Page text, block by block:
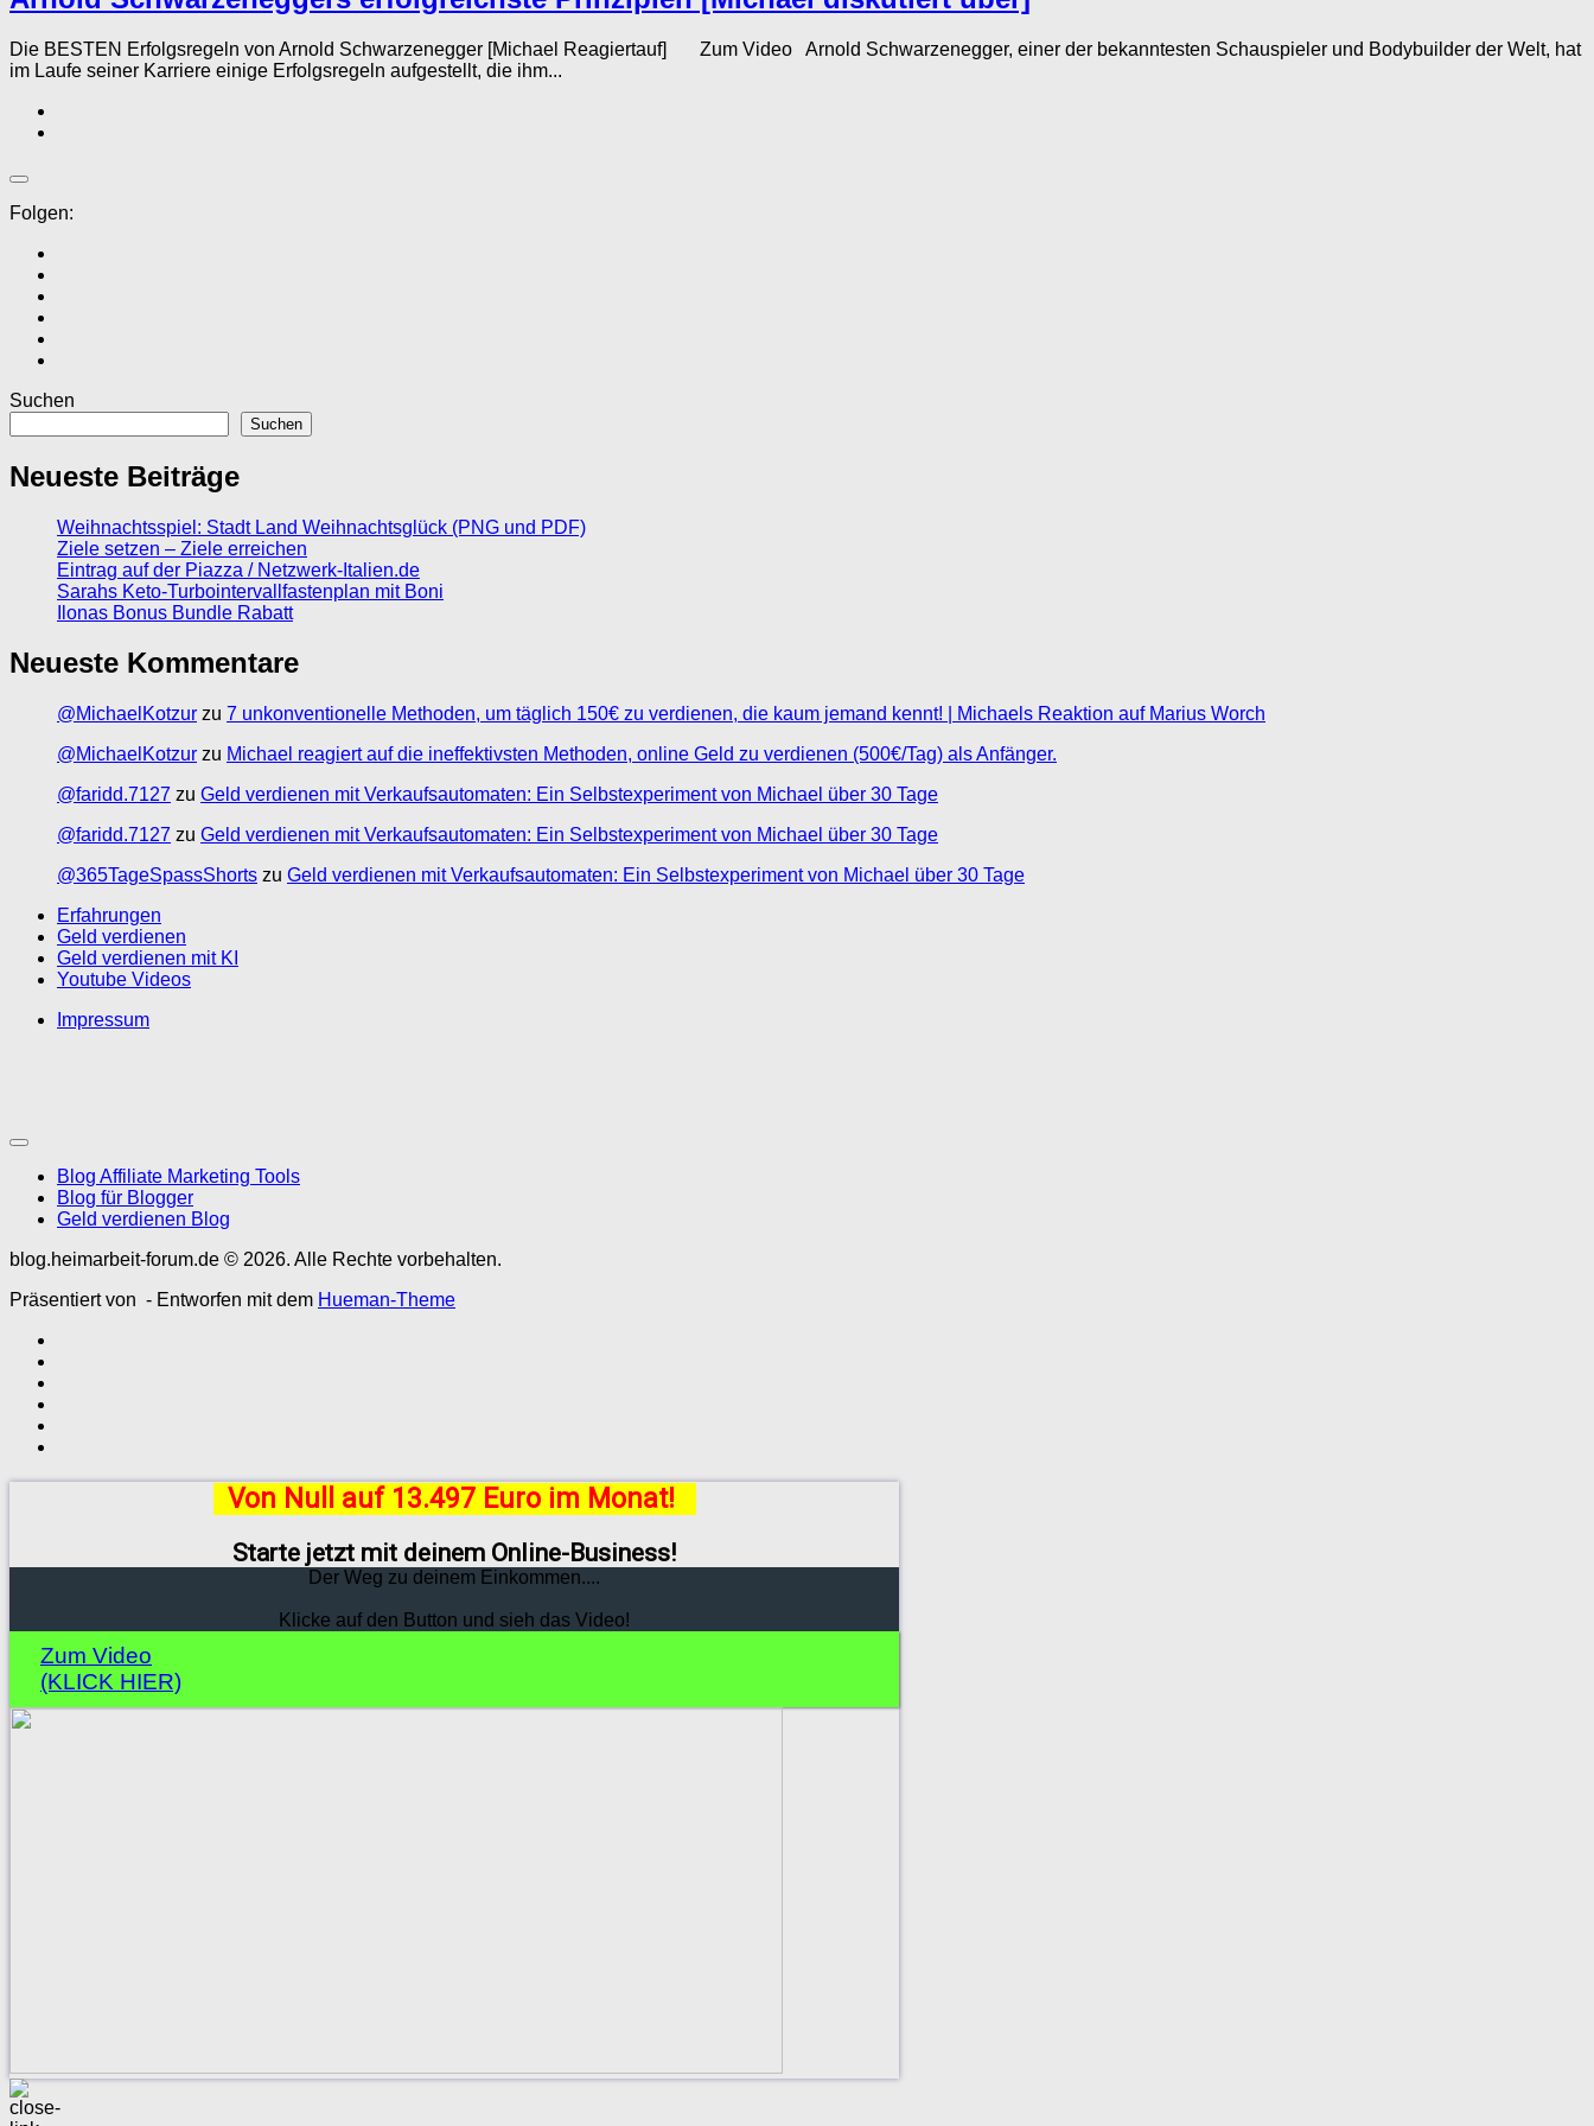
Die BESTEN Erfolgsregeln von Arnold Schwarzenegger [Michael Reagiertauf] Zum Video Arnold Schwarzenegger, einer der bekanntesten Schauspieler und Bodybuilder der Welt, hat
im Laufe seiner Karriere einige Erfolgsregeln aufgestellt, die ihm...
Folgen:
Suchen
Suchen
Neueste Beiträge
Weihnachtsspiel: Stadt Land Weihnachtsglück (PNG und PDF)
Ziele setzen – Ziele erreichen
Eintrag auf der Piazza / Netzwerk-Italien.de
Sarahs Keto-Turbointervallfastenplan mit Boni
Ilonas Bonus Bundle Rabatt
Neueste Kommentare
@MichaelKotzur zu 7 unkonventionelle Methoden, um täglich 150€ zu verdienen, die kaum jemand kennt! | Michaels Reaktion auf Marius Worch
@MichaelKotzur zu Michael reagiert auf die ineffektivsten Methoden, online Geld zu verdienen (500€/Tag) als Anfänger.
@faridd.7127 zu Geld verdienen mit Verkaufsautomaten: Ein Selbstexperiment von Michael über 30 Tage
@faridd.7127 zu Geld verdienen mit Verkaufsautomaten: Ein Selbstexperiment von Michael über 30 Tage
@365TageSpassShorts zu Geld verdienen mit Verkaufsautomaten: Ein Selbstexperiment von Michael über 30 Tage
Erfahrungen
Geld verdienen
Geld verdienen mit KI
Youtube Videos
Impressum
Blog Affiliate Marketing Tools
Blog für Blogger
Geld verdienen Blog
blog.heimarbeit-forum.de © 2026. Alle Rechte vorbehalten.
Präsentiert von - Entworfen mit dem Hueman-Theme
Von Null auf 13.497 Euro im Monat!
Starte jetzt mit deinem Online-Business!
Der Weg zu deinem Einkommen....
Klicke auf den Button und sieh das Video!
Zum Video
(KLICK HIER)